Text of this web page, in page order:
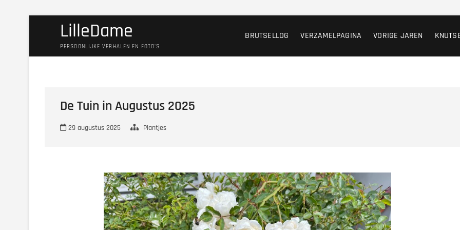
inhoud
LilleDame
PERSOONLIJKE VERHALEN EN FOTO'S
BRUTSELLOG VERZAMELPAGINA VORIGE JAREN
De Tuin in Augustus 2025
29 augustus 2025 Plantjes